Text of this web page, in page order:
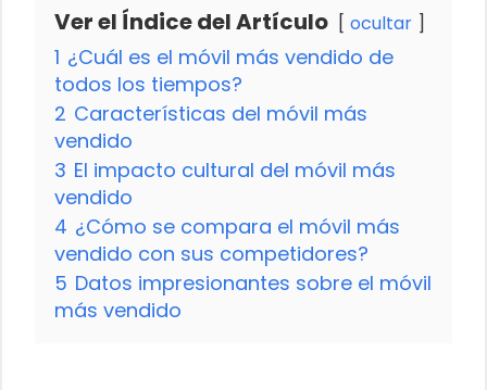
Ver el Índice del Artículo ocultar
1 ¿Cuál es el móvil más vendido de
todos los tiempos?
2 Características del móvil más
vendido
3 El impacto cultural del móvil más
vendido
4 ¿Cómo se compara el móvil más
vendido con sus competidores?
5 Datos impresionantes sobre el móvil
más vendido